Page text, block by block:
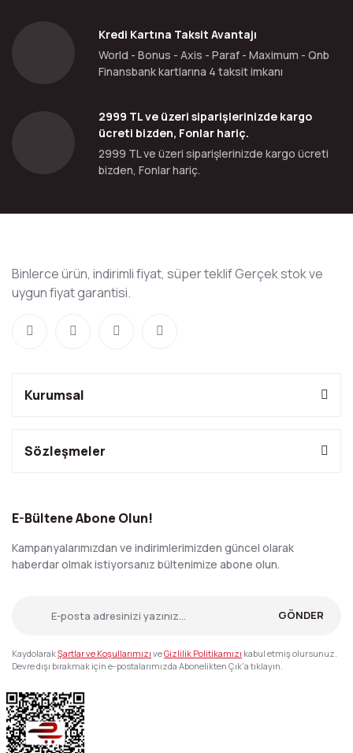
Kredi Kartına Taksit Avantajı
World - Bonus - Axis - Paraf - Maximum - Qnb
Finansbank kartlarına 4 taksit imkanı
2999 TL ve üzeri siparişlerinizde kargo
ücreti bizden, Fonlar hariç.
2999 TL ve üzeri siparişlerinizde kargo ücreti
bizden, Fonlar hariç.
Binlerce ürün, indirimli fiyat, süper teklif Gerçek stok ve
uygun fiyat garantisi.
Kurumsal
Sözleşmeler
E-Bültene Abone Olun!
Kampanyalarımızdan ve indirimlerimizden güncel olarak
haberdar olmak istiyorsanız bültenimize abone olun.
GÖNDER
KaydolarakŞartlar ve Koşullarımızı veGizlilik Politikamızı kabul etmiş olursunuz.
Devre dışı bırakmak için e-postalarımızda Abonelikten Çık'a tıklayın.